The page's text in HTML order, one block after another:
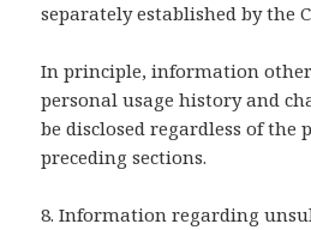
separately established by the
In principle, information
personal usage history and
be disclosed regardless of the
preceding sections.
8. Information regarding